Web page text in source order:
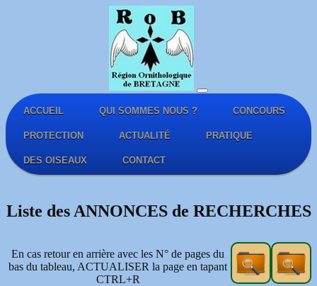
ACCUEIL QUI SOMMES NOUS ? CONCOURS
PROTECTION ACTUALITÉ PRATIQUE
DES OISEAUX CONTACT
Liste des ANNONCES de RECHERCHES
En cas retour en arrière avec les N° de pages du
bas du tableau, ACTUALISER la page en tapant
CTRL+R